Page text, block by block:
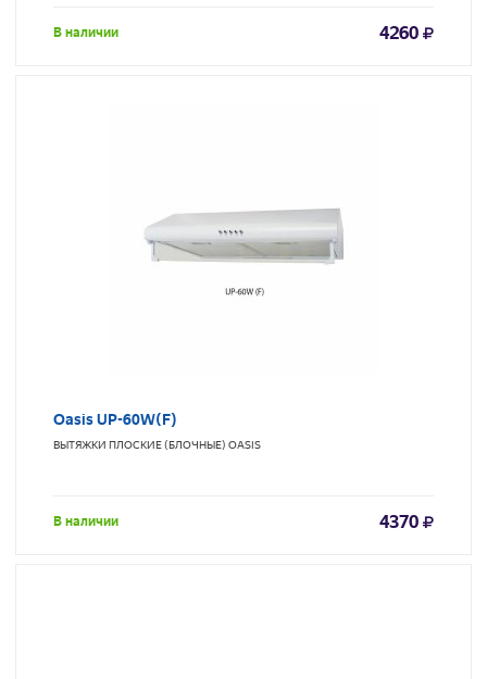
В наличии 4260
Oasis UP-60W(F)
ВЫТЯЖКИ ПЛОСКИЕ (БЛОЧНЫЕ) OASIS
В наличии 4370